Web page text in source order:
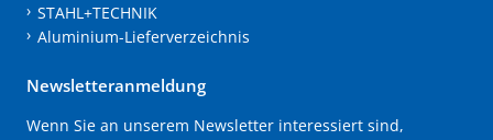
STAHL+TECHNIK
Aluminium-Lieferverzeichnis
Newsletteranmeldung
Wenn Sie an unserem Newsletter interessiert sind,